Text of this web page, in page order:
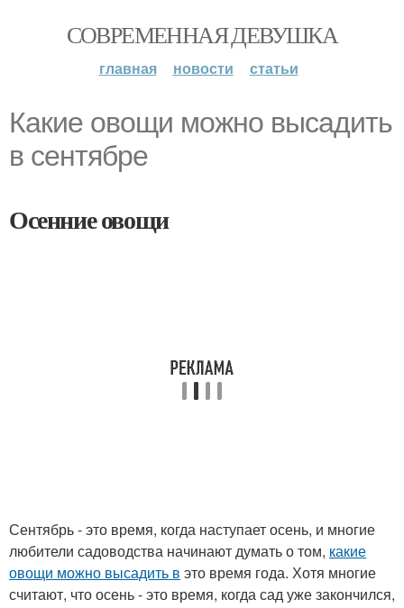
СОВРЕМЕННАЯ ДЕВУШКА
главная новости статьи
Какие овощи можно высадить
в сентябре
Осенние овощи
Сентябрь - это время, когда наступает осень, и многие
любители садоводства начинают думать о том, какие
овощи можно высадить в это время года. Хотя многие
считают, что осень - это время, когда сад уже закончился,